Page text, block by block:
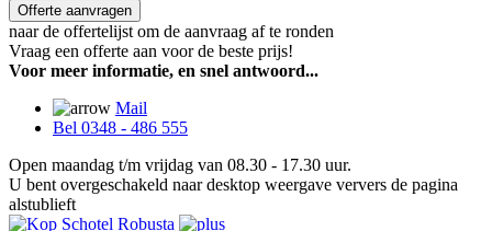
Offerte aanvragen
naar de offertelijst om de aanvraag af te ronden
Vraag een offerte aan voor de beste prijs!
Voor meer informatie, en snel antwoord...
Mail
Bel 0348 - 486 555
Open maandag t/m vrijdag van 08.30 - 17.30 uur.
U bent overgeschakeld naar desktop weergave ververs de pagina
alstublieft